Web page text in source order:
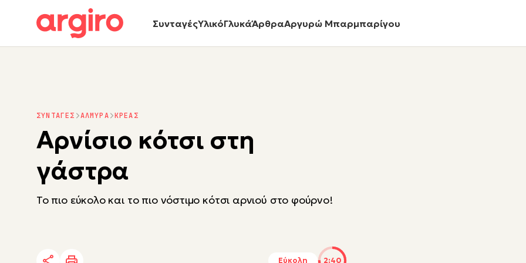
ΣυνταγέςΥλικόΓλυκάΆρθραΑργυρώ Μπαρμπαρίγου
ΣΥΝΤΑΓΕΣ ΑΛΜΥΡΑ ΚΡΕΑΣ
Αρνίσιο κότσι στη
γάστρα
Το πιο εύκολο και το πιο νόστιμο κότσι αρνιού στο φούρνο!
Εύκολη 2:40